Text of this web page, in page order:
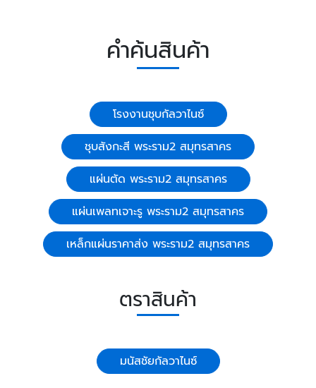
คำค้นสินค้า
โรงงานชุบกัลวาไนซ์
ชุบสังกะสี พระราม2 สมุทรสาคร
แผ่นตัด พระราม2 สมุทรสาคร
แผ่นเพลทเจาะรู พระราม2 สมุทรสาคร
เหล็กแผ่นราคาส่ง พระราม2 สมุทรสาคร
ตราสินค้า
มนัสชัยกัลวาไนซ์